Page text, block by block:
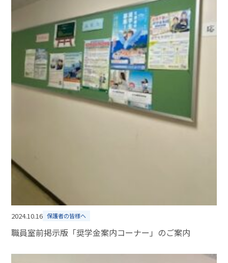
2024.10.16 保護者の皆様へ
職員室前掲示版「奨学金案内コーナー」のご案内